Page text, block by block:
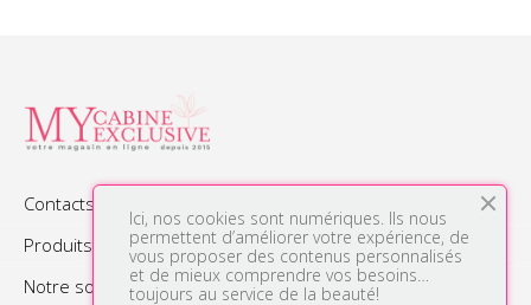
Contacts 
Produits
Notre société
Ici, nos cookies sont numériques. Ils nous
permettent d’améliorer votre expérience, de
vous proposer des contenus personnalisés
et de mieux comprendre vos besoins…
toujours au service de la beauté!